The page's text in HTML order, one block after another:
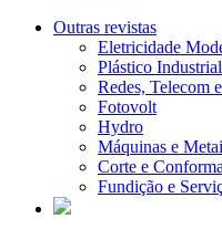
Outras revistas
Eletricidade
Plástico Industrial
Redes, Telecom
Fotovolt
Hydro
Máquinas e
Corte e
Fundição e